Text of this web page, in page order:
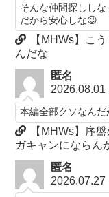
そんな仲間探しし
だから安心しな😉
【MHWs】こ
んだな
匿名
2026.08.01
本編全部クソなん
【MHWs】序
ガキャンにならん
匿名
2026.07.27